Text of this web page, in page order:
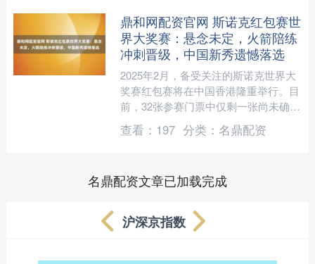
鼎和网配资官网 斯诺克红包赛世
界大奖赛：悬念未定，火箭陪练
冲刺晋级，中国新秀遗憾落选
2025年2月，备受关注的斯诺克世界大
奖赛红包赛将在中国香港隆重举行。目
前，32张参赛门票中仅剩一张尚未确定
归属。处于单赛季排名第32位的杰克·
琼斯，现在面临巨....
查看： 197 分类： 名鼎配资
名鼎配资文章已加载完成
沪深京指数